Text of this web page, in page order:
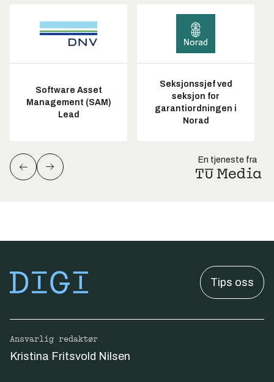
Software Asset
Management (SAM)
Lead
Seksjonssjef ved
seksjon for
garantiordningen i
Norad
En tjeneste fra
Tips oss
Ansvarlig redaktør
Kristina Fritsvold Nilsen